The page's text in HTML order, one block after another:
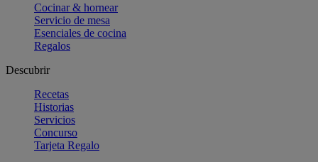
Cocinar & hornear
Servicio de mesa
Esenciales de cocina
Regalos
Descubrir
Recetas
Historias
Servicios
Concurso
Tarjeta Regalo